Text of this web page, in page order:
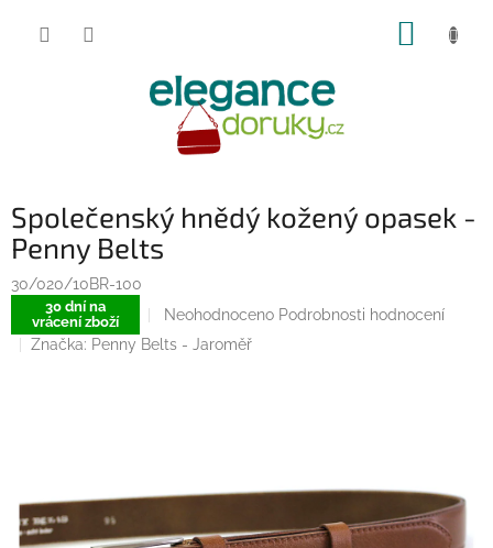
Společenský hnědý kožený opasek -
Penny Belts
30/020/10BR-100
30 dní na
vrácení zboží
Průměrné
hodnocení
produktu
Neohodnoceno Podrobnosti hodnocení
Značka: Penny Belts - Jaroměř